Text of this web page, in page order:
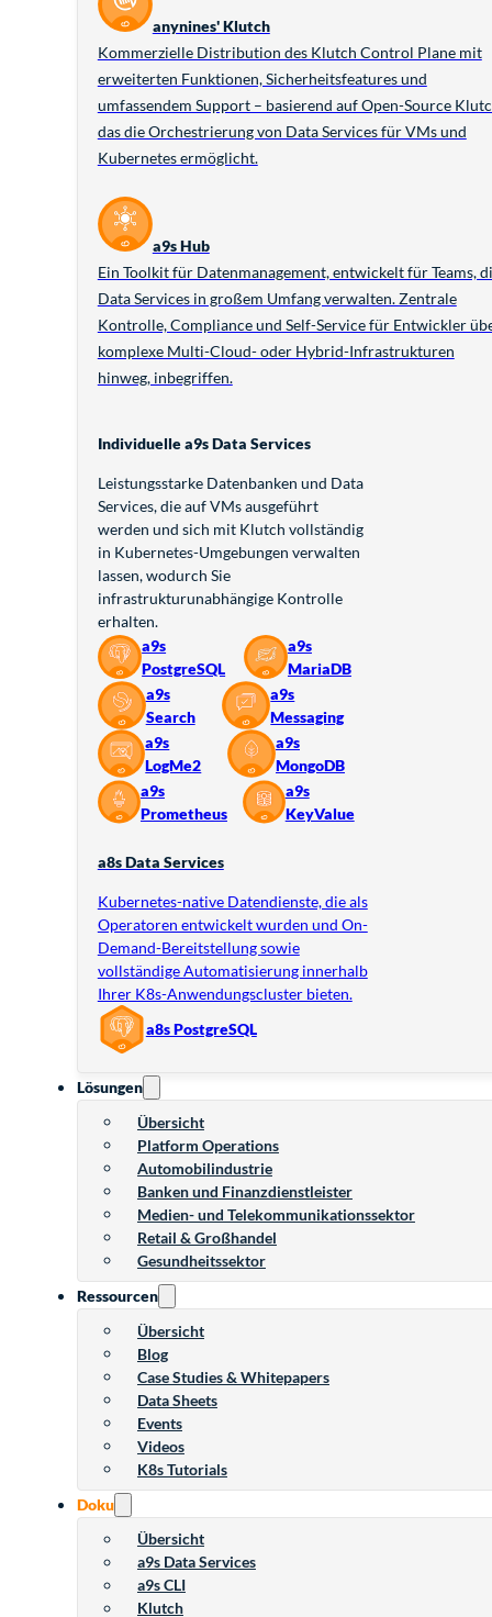
anynines' Klutch
Kommerzielle Distribution des Klutch Control Plane mit
erweiterten Funktionen, Sicherheitsfeatures und
umfassendem Support – basierend auf Open-Source
das die Orchestrierung von Data Services für VMs und
Kubernetes ermöglicht.
a9s Hub
Ein Toolkit für Datenmanagement, entwickelt für Teams,
Data Services in großem Umfang verwalten. Zentrale
Kontrolle, Compliance und Self-Service für Entwickler
komplexe Multi-Cloud- oder Hybrid-Infrastrukturen
hinweg, inbegriffen.
Individuelle a9s Data Services
Leistungsstarke Datenbanken und Data
Services, die auf VMs ausgeführt
werden und sich mit Klutch vollständig
in Kubernetes-Umgebungen verwalten
lassen, wodurch Sie
infrastrukturunabhängige Kontrolle
erhalten.
a9s
PostgreSQL
a9s
MariaDB
a9s
Search
a9s
Messaging
a9s
LogMe2
a9s
MongoDB
a9s
Prometheus
a9s
KeyValue
a8s Data Services
Kubernetes-native Datendienste, die als
Operatoren entwickelt wurden und On-
Demand-Bereitstellung sowie
vollständige Automatisierung innerhalb
Ihrer K8s-Anwendungscluster bieten.
a8s PostgreSQL
Lösungen
Übersicht
Platform Operations
Automobilindustrie
Banken und Finanzdienstleister
Medien- und Telekommunikationssektor
Retail & Großhandel
Gesundheitssektor
Ressourcen
Übersicht
Blog
Case Studies & Whitepapers
Data Sheets
Events
Videos
K8s Tutorials
Doku
Übersicht
a9s Data Services
a9s CLI
Klutch